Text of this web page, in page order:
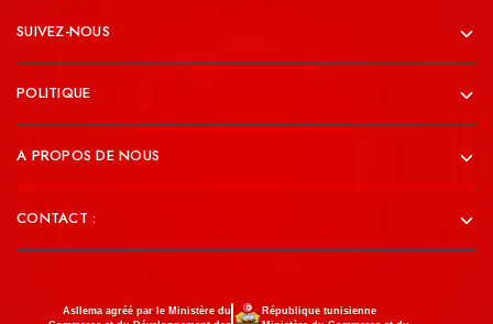
SUIVEZ-NOUS
POLITIQUE
A PROPOS DE NOUS
CONTACT :
Asllema agréé par le Ministère du
République tunisienne